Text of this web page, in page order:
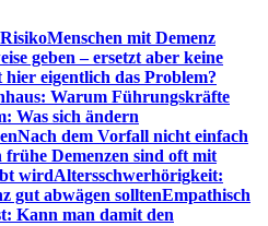
Menschen mit Demenz
geben – ersetzt aber keine
eigentlich das Problem?
Warum Führungskräfte
Was sich ändern
Nach dem Vorfall nicht einfach
frühe Demenzen sind oft mit
wirdAltersschwerhörigkeit:
gut abwägen solltenEmpathisch
Kann man damit den